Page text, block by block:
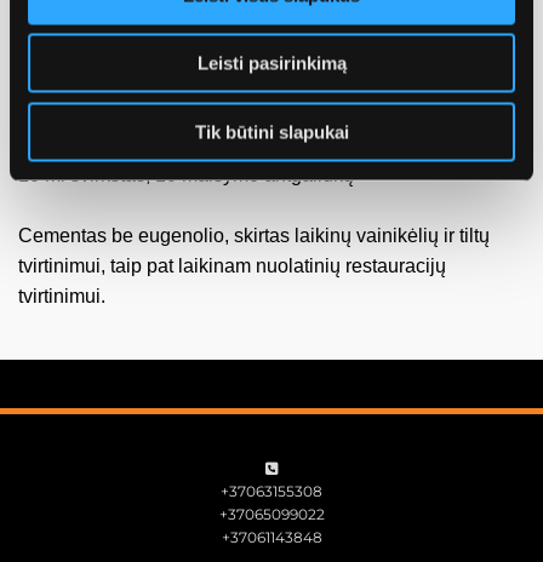
Leisti pasirinkimą
Tik būtini slapukai
Cementas lieka laikinoje restauracijoje
10 ml švirkštas, 10 maišymo antgaliukų
Cementas be eugenolio, skirtas laikinų vainikėlių ir tiltų
tvirtinimui, taip pat laikinam nuolatinių restauracijų
tvirtinimui.

+37063155308
+37065099022
+37061143848